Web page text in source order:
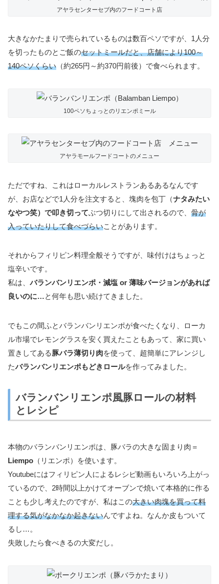
アヤラセンターセブ内のフードコート店
大きなかたまりで売られているものは数百ペソですが、1人分
を切ったものとご飯のセットミールだと、店舗により100～
140ペソくらい （約265円～約370円前後）で食べられます。
100ペソちょっとのリエンポミール
アヤラモールフードコートのメニュー
ただですね、これはローカルレストランあるあるなんです
が、お店などで1人分を注文すると、塊肉を包丁（ナタみたい
なやつ笑）で叩き切ってぶつ切りにして出されるので、 骨が
入っていたりして食べづらいことがあります。
それからフィリピン料理全般そうですが、味付けはちょっと
塩辛いです。
私は、 バランバンリエンポ・減塩 or 薄味バージョンがあれば
良いのに…と何年も思い続けてきました。
でもこの間ふとバランバンリエンポが食べたくなり、ローカ
ル市場でレモングラスを安く買えたこともあって、家に買い
置きしてある豚バラ薄切り肉を使って、超簡単にアレンジし
たバランバンリエンポもどきロールを作ってみました。
バランバンリエンポ風豚ロールの材料
とレシピ
本物のバランバンリエンポは、豚バラの大きな固まり肉＝
Liempo （リエンポ）を使います。
Youtubeにはフィリピン人によるレシピ動画もいろいろ上がっ
ているので、2時間以上かけてオーブンで焼いて本格的に作る
ことも少し考えたのですが、私はこの大きい肉塊を買って料
理する気がなかなか起きないんですよね。なんか皮もついて
るし…。
失敗したら食べきるの大変だし。